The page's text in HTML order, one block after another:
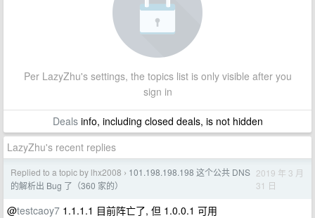
Per LazyZhu's settings, the topics list is only visible after you
sign in
Dealsinfo, including closed deals, is not hidden
LazyZhu's recent replies
Replied to a topic by lhx2008 › 101.198.198.198 这个公共 DNS
的解析出 Bug 了（360 家的）
2019 年 3 月
31 日
@testcaoy7 1.1.1.1 目前阵亡了, 但 1.0.0.1 可用